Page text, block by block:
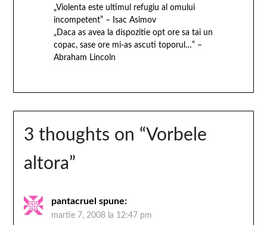
„Violenta este ultimul refugiu al omului
incompetent” – Isac Asimov
„Daca as avea la dispozitie opt ore sa tai un
copac, sase ore mi-as ascuti toporul…” –
Abraham Lincoln
3 thoughts on “Vorbele
altora”
pantacruel spune:
martie 7, 2008 la 12:47 pm